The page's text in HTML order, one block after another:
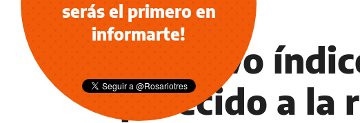
NOTICIAS
El nuevo
parecido a la
serás el primero en
informarte!